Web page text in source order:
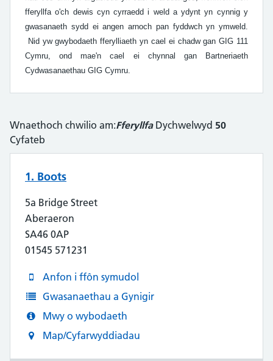
fferyllfa o'ch dewis cyn cyrraedd i weld a ydynt yn cynnig y
gwasanaeth sydd ei angen arnoch pan fyddwch yn ymweld.
Nid yw gwybodaeth fferylliaeth yn cael ei chadw gan GIG 111
Cymru, ond mae'n cael ei chynnal gan Bartneriaeth
Cydwasanaethau GIG Cymru.
Wnaethoch chwilio am:FferyllfaDychwelwyd 50
Cyfateb
1. Boots
5a Bridge Street
Aberaeron
SA46 0AP
01545 571231
Anfon i ffôn symudol
Gwasanaethau a Gynigir
Mwy o wybodaeth
Map/Cyfarwyddiadau